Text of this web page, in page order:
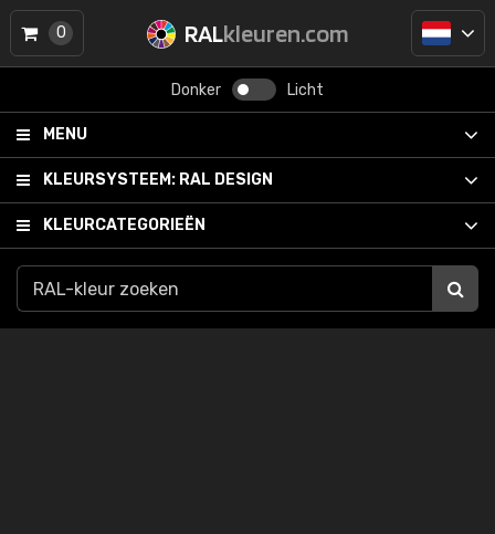
RALkleuren.com
Donker Licht
MENU
KLEURSYSTEEM: RAL DESIGN
KLEURCATEGORIEËN
0